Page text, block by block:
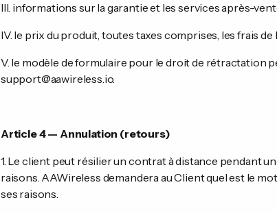
III. informations sur la garantie et les services après-
IV. le prix du produit, toutes taxes comprises, les frais
V. le modèle de formulaire pour le droit de rétractation
support@aawireless.io.
Article 4 — Annulation (retours)
1. Le client peut résilier un contrat à distance pendant
raisons. AAWireless demandera au Client quel est le
ses raisons.